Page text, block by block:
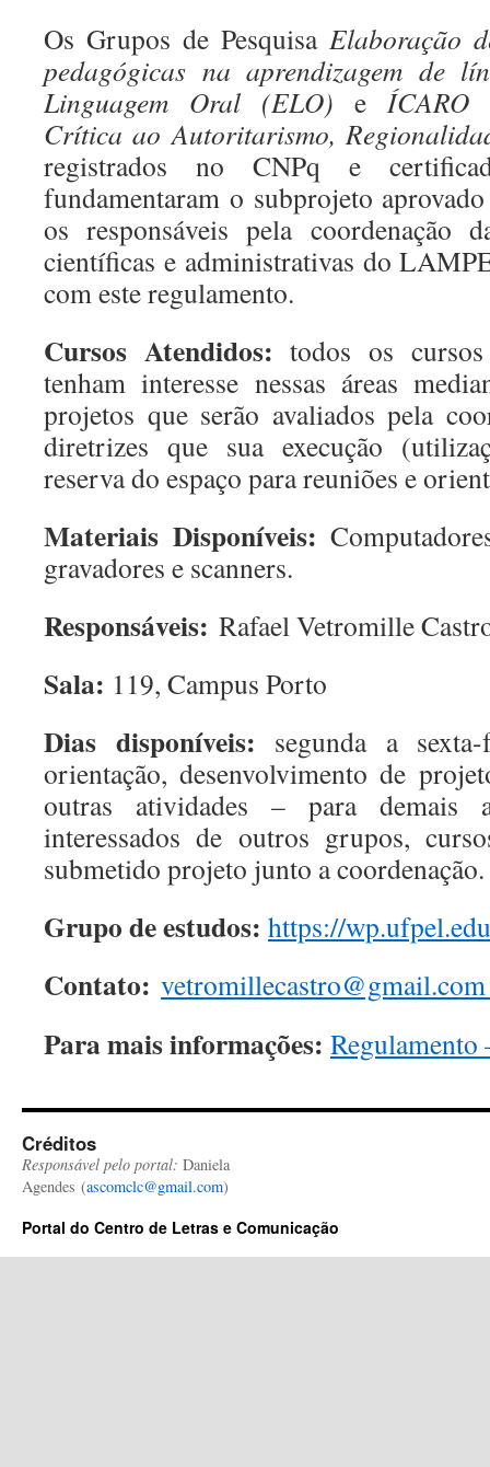
Os Grupos de Pesquisa Elaboração
pedagógicas na aprendizagem de
Linguagem Oral (ELO) e ÍCARO
Crítica ao Autoritarismo,
registrados no CNPq e
fundamentaram o subprojeto
os responsáveis pela coordenação
científicas e administrativas do
com este regulamento.
Cursos Atendidos: todos os
tenham interesse nessas áreas
projetos que serão avaliados pela
diretrizes que sua execução
reserva do espaço para reuniões e
Materiais Disponíveis:
gravadores e scanners.
Responsáveis: Rafael Vetromille
Sala: 119, Campus Porto
Dias disponíveis: segunda a
orientação, desenvolvimento de
outras atividades – para demais
interessados de outros grupos,
submetido projeto junto a coordenação.
Grupo de estudos: https://
Contato:
Para mais informações:
Créditos
Responsável pelo portal: Daniela
Agendes (ascomclc@gmail.com)
Portal do Centro de Letras e Comunicação